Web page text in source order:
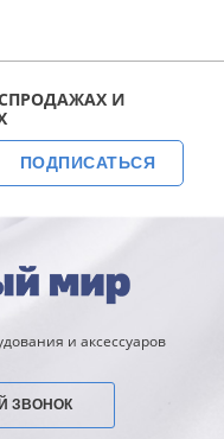
И
ПОДПИСАТЬСЯ
и аксессуаров
ЗВОНОК